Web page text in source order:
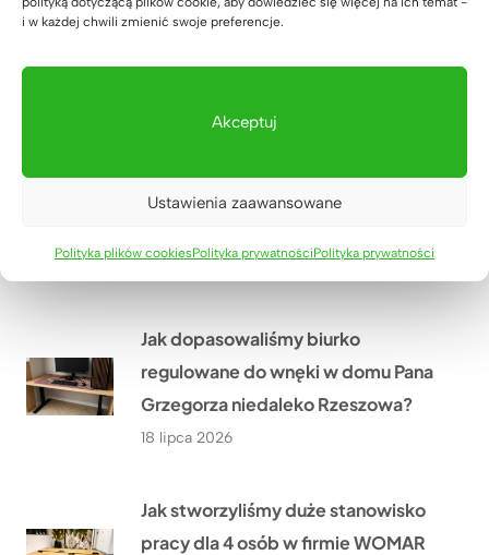
i w każdej chwili zmienić swoje preferencje.
Akceptuj
Ustawienia zaawansowane
Polityka plików cookiesPolityka prywatnościPolityka prywatności
Krakowa do narożnego biurka z
dębowym blatem?
w małym pomieszczeniu? Historia
19 lipca 2026
Jak dopasowaliśmy biurko
regulowane do wnęki w domu Pana
Grzegorza niedaleko Rzeszowa?
18 lipca 2026
Jak stworzyliśmy duże stanowisko
pracy dla 4 osób w firmie WOMAR